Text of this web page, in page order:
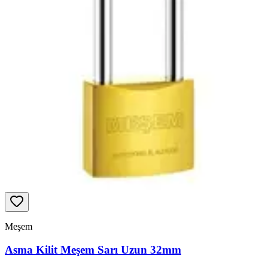
Meşem
Asma Kilit Meşem Sarı Uzun 32mm